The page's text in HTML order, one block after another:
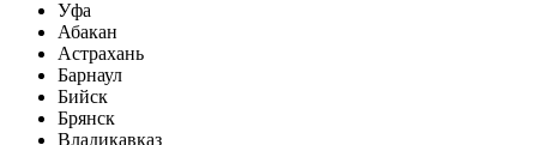
Уфа
Абакан
Астрахань
Барнаул
Бийск
Брянск
Владикавказ